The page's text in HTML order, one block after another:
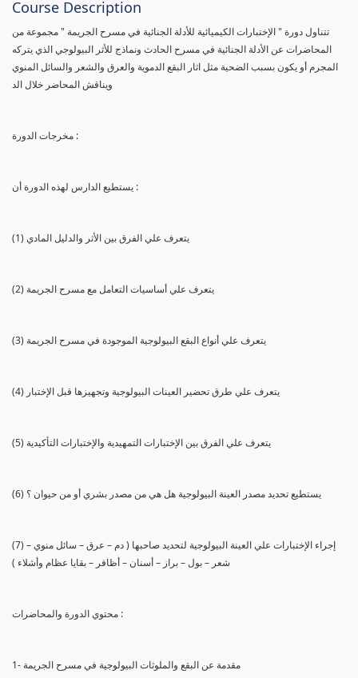
Course Description
تتناول دورة " الإختبارات الكيميائية للأدلة الجنائية في مسرح الجريمة " مجموعة من
المحاضرات عن الأدلة الجنائية في مسرح الحادث ونماذج للأثر البيولوجي الذي يتركه
المجرم أو يكون بسبب الضحية مثل اثار البقع الدموية والعرق والشعر والسائل المنوي
ويناقش المحاضر خلال الد
مخرجات الدورة :
يستطيع الدارس لهذه الدورة أن :
(1) يتعرف علي الفرق بين الأثر والدليل المادي
(2) يتعرف علي أساسيات التعامل مع مسرح الجريمة
(3) يتعرف علي أنواع البقع البيولوجية الموجودة في مسرح الجريمة
(4) يتعرف علي طرق تحضير العينات البيولوجية وتجهيزها قبل الإختبار
(5) يتعرف علي الفرق بين الإختبارات التمهيدية والإختبارات التأكيدية
(6) يستطيع تحديد مصدر العينة البيولوجية هل هي من مصدر بشري أو من حيوان ؟
(7) إجراء الإختبارات علي العينة البيولوجية لتحديد صاحبها ( دم – عرق – سائل منوي –
شعر – بول – براز – أسنان – أظافر – بقايا عظام وأشلاء )
محتوي الدورة والمحاضرات :
1- مقدمة عن البقع والملوثات البيولوجية في مسرح الجريمة